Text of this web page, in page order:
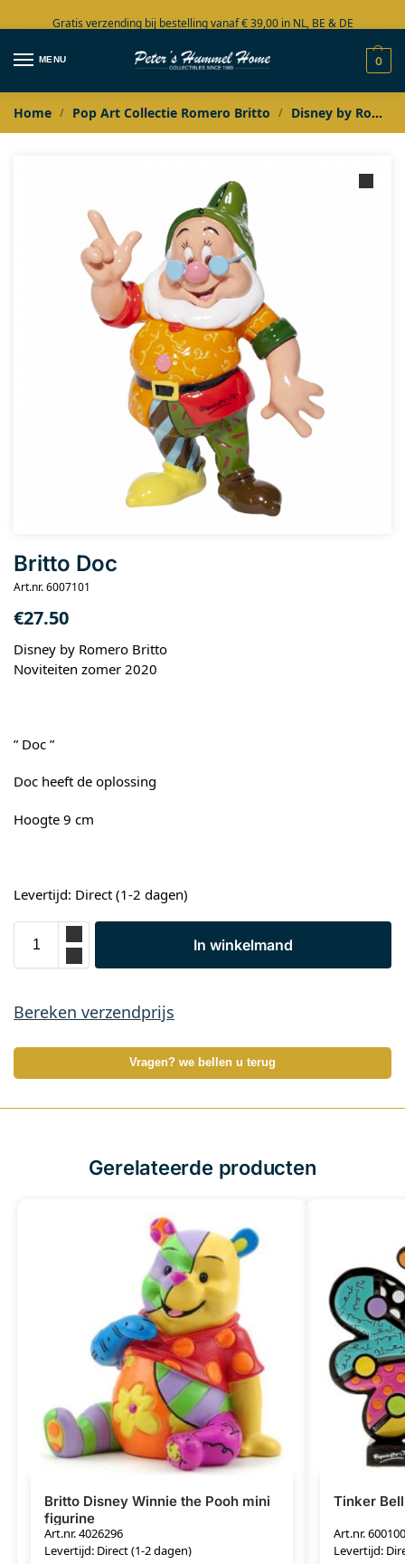
Gratis verzending bij bestelling vanaf € 39,00 in NL, BE & DE
Grote collectie in voorraad
MENU 0
Home / Pop Art Collectie Romero Britto / Disney by Romero Britto
Britto Doc
Art.nr. 6007101
€27.50
Disney by Romero Britto
Noviteiten zomer 2020
” Doc ”
Doc heeft de oplossing
Hoogte 9 cm
Levertijd: Direct (1-2 dagen)
In winkelmand
Bereken verzendprijs
Vragen? we bellen u terug
Gerelateerde producten
Britto Disney Winnie the Pooh mini
figurine
Art.nr. 4026296
Levertijd: Direct (1-2 dagen)
Tinker
Art.nr.
Levertijd: